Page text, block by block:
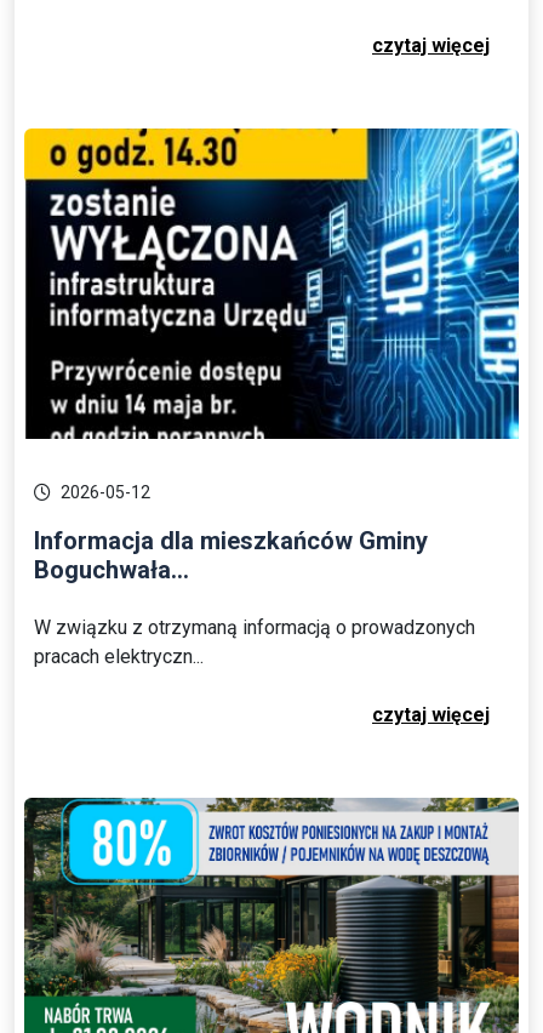
czytaj więcej
2026-05-12
Informacja dla mieszkańców Gminy
Boguchwała...
W związku z otrzymaną informacją o prowadzonych
pracach elektryczn...
czytaj więcej